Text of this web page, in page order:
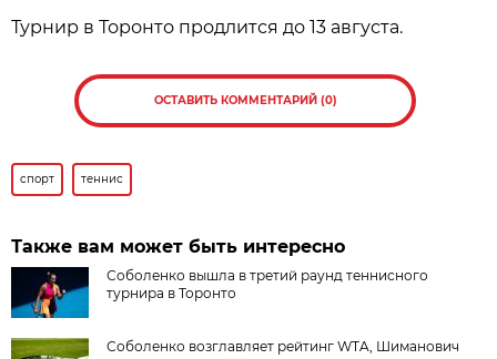
Турнир в Торонто продлится до 13 августа.
ОСТАВИТЬ КОММЕНТАРИЙ (0)
спорт теннис
Также вам может быть интересно
Соболенко вышла в третий раунд теннисного
турнира в Торонто
Соболенко возглавляет рейтинг WTA, Шиманович